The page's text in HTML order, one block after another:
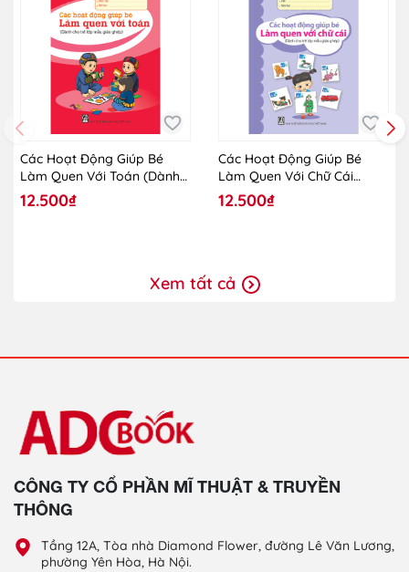
Các Hoạt Động Giúp Bé
Làm Quen Với Toán (Dành
Cho Trẻ Lớp Mẫu Giáo
Ghép)
12.500₫
Các Hoạt Động Giúp Bé
Làm Quen Với Chữ Cái
(Dành Cho Trẻ Lớp Mẫu
Giáo Ghép)
12.500₫
Xem tất cả
CÔNG TY CỔ PHẦN MĨ THUẬT & TRUYỀN
THÔNG
Tầng 12A, Tòa nhà Diamond Flower, đường Lê Văn Lương,
phường Yên Hòa, Hà Nội.